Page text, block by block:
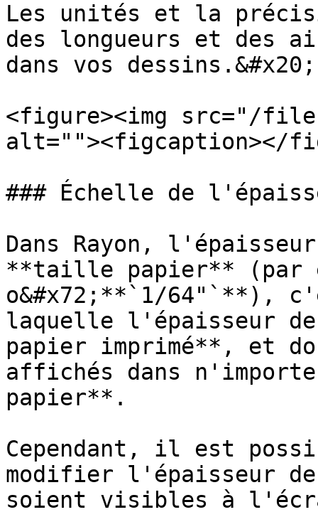
Les unités et la
des longueurs et des
dans vos dessins.&#x20;
<figure><img src="/files/
alt=""><figcaption></
### Échelle de
Dans Rayon,
**taille papier** (par
o&#x72;**`1/64"`**),
laquelle l'épaisseur
papier imprimé**, et
affichés dans
papier**.
Cependant, il est
modifier l'épaisseur
soient visibles à